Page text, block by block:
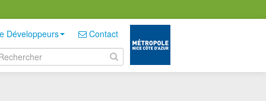
Développeurs Contact